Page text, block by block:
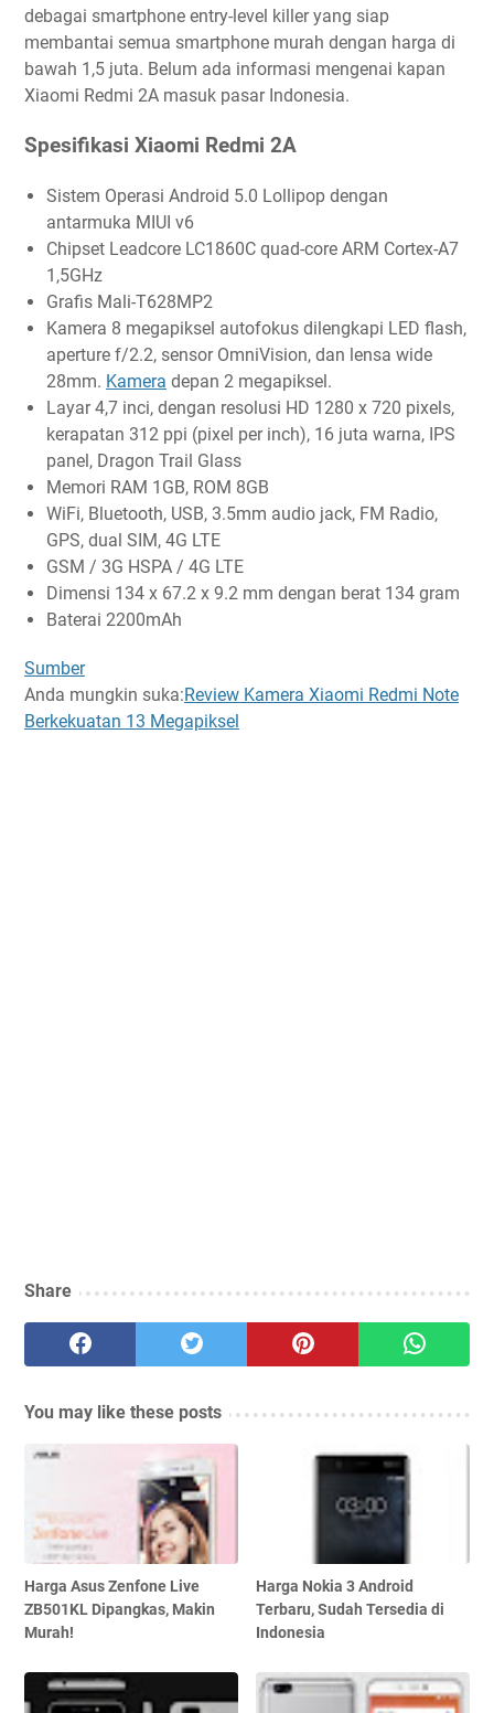
debagai smartphone entry-level killer yang siap
membantai semua smartphone murah dengan harga di
bawah 1,5 juta. Belum ada informasi mengenai kapan
Xiaomi Redmi 2A masuk pasar Indonesia.
Spesifikasi Xiaomi Redmi 2A
Sistem Operasi Android 5.0 Lollipop dengan
antarmuka MIUI v6
Chipset Leadcore LC1860C quad-core ARM Cortex-A7
1,5GHz
Grafis Mali-T628MP2
Kamera 8 megapiksel autofokus dilengkapi LED flash,
aperture f/2.2, sensor OmniVision, dan lensa wide
28mm. Kamera depan 2 megapiksel.
Layar 4,7 inci, dengan resolusi HD 1280 x 720 pixels,
kerapatan 312 ppi (pixel per inch), 16 juta warna, IPS
panel, Dragon Trail Glass
Memori RAM 1GB, ROM 8GB
WiFi, Bluetooth, USB, 3.5mm audio jack, FM Radio,
GPS, dual SIM, 4G LTE
GSM / 3G HSPA / 4G LTE
Dimensi 134 x 67.2 x 9.2 mm dengan berat 134 gram
Baterai 2200mAh
Sumber
Anda mungkin suka:Review Kamera Xiaomi Redmi Note
Berkekuatan 13 Megapiksel
Share
You may like these posts
Harga Asus Zenfone Live
ZB501KL Dipangkas, Makin
Murah!
Harga Nokia 3 Android
Terbaru, Sudah Tersedia di
Indonesia